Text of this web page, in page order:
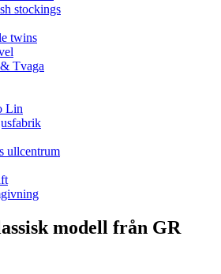
stockings
twins
Tvaga
Lin
ullcentrum
modell från GR